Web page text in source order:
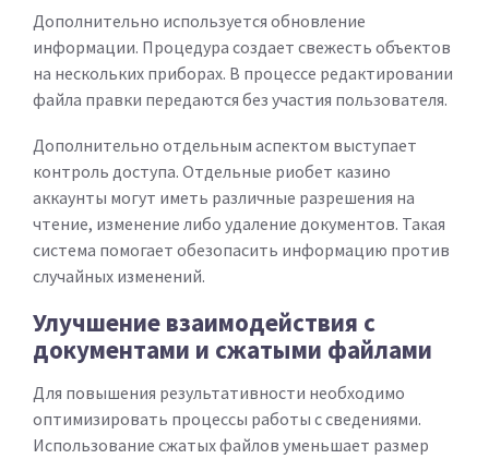
Дополнительно используется обновление
информации. Процедура создает свежесть объектов
на нескольких приборах. В процессе редактировании
файла правки передаются без участия пользователя.
Дополнительно отдельным аспектом выступает
контроль доступа. Отдельные риобет казино
аккаунты могут иметь различные разрешения на
чтение, изменение либо удаление документов. Такая
система помогает обезопасить информацию против
случайных изменений.
Улучшение взаимодействия с
документами и сжатыми файлами
Для повышения результативности необходимо
оптимизировать процессы работы с сведениями.
Использование сжатых файлов уменьшает размер